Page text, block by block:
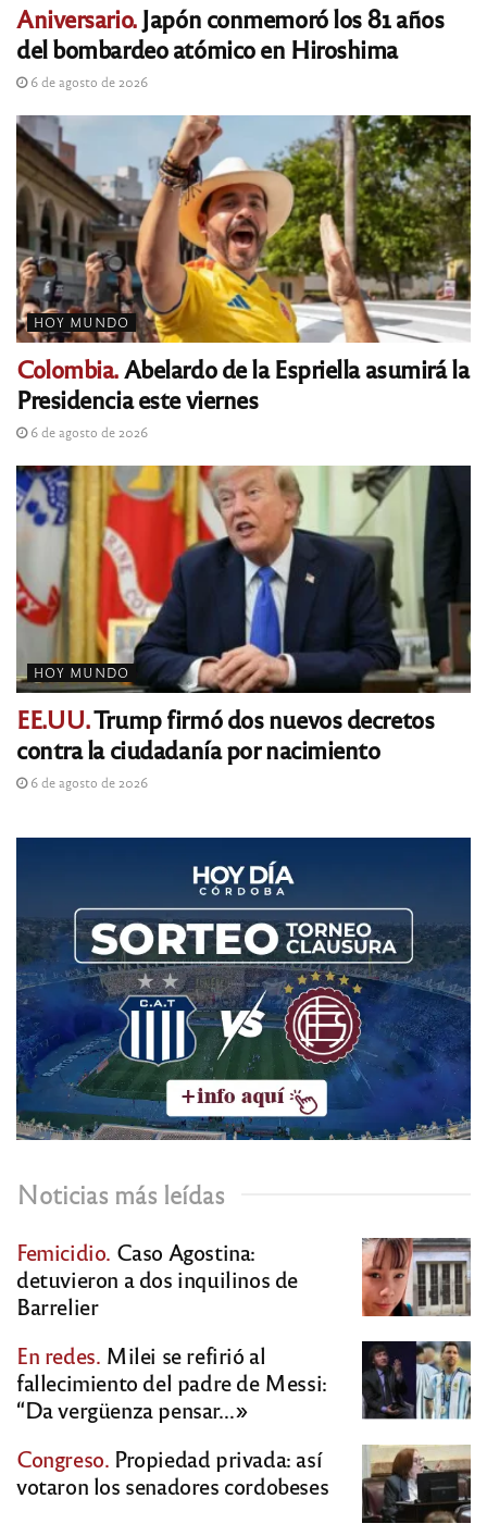
Aniversario.Japón conmemoró los 81 años
del bombardeo atómico en Hiroshima
6 de agosto de 2026
HOY MUNDO
Colombia.Abelardo de la Espriella asumirá la
Presidencia este viernes
6 de agosto de 2026
HOY MUNDO
EE.UU.Trump firmó dos nuevos decretos
contra la ciudadanía por nacimiento
6 de agosto de 2026
Noticias más leídas
Femicidio. Caso Agostina:
detuvieron a dos inquilinos de
Barrelier
En redes. Milei se refirió al
fallecimiento del padre de Messi:
“Da vergüenza pensar…»
Congreso. Propiedad privada: así
votaron los senadores cordobeses